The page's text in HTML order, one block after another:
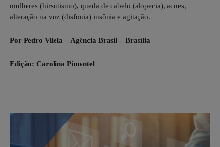
mulheres (hirsutismo), queda de cabelo (alopecia), acnes,
alteração na voz (disfonia) insônia e agitação.
Por Pedro Vilela – Agência Brasil – Brasília
Edição: Carolina Pimentel